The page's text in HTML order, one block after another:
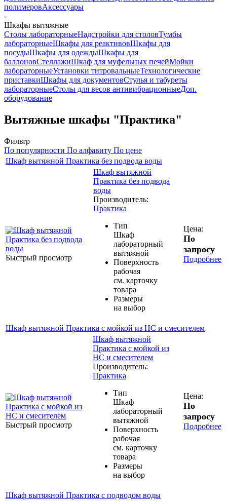
полимеровАксессуары
-
Шкафы вытяжные
Столы лабораторныеНадстройки для столовТумбы
лабораторныеШкафы для реактивовШкафы для
посудыШкафы для одеждыШкафы для
баллоновСтеллажиШкаф для муфельных печейМойки
лабораторныеУстановки титровальныеТехнологические
приставкиШкафы для документовСтулья и табуреты
лабораторныеСтолы для весов антивибрационныеДоп.
оборудование
Вытяжные шкафы "Практика"
Фильтр
По популярности По алфавиту По цене
Шкаф вытяжной Практика без подвода воды
Быстрый просмотр
Шкаф вытяжной
Практика без подвода
воды
Производитель:
Практика
Тип
Шкаф
лабораторный
вытяжной
Поверхность
рабочая
см. карточку
товара
Размеры
на выбор
Цена:
По
запросу
Подробнее
Шкаф вытяжной Практика с мойкой из НС и смесителем
Быстрый просмотр
Шкаф вытяжной
Практика с мойкой из
НС и смесителем
Производитель:
Практика
Тип
Шкаф
лабораторный
вытяжной
Поверхность
рабочая
см. карточку
товара
Размеры
на выбор
Цена:
По
запросу
Подробнее
Шкаф вытяжной Практика с подводом воды